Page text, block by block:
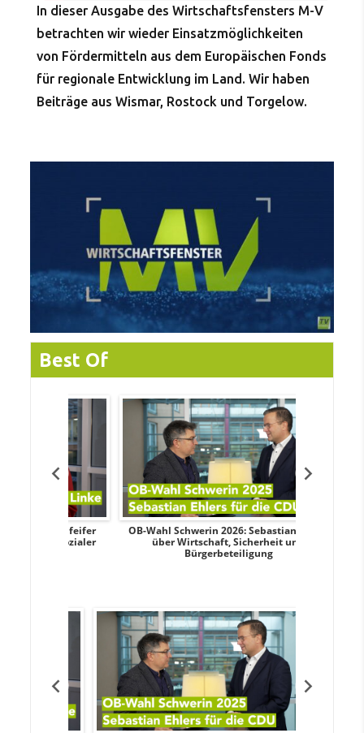
In dieser Ausgabe des Wirtschaftsfensters M-V
betrachten wir wieder Einsatzmöglichkeiten
von Fördermitteln aus dem Europäischen Fonds
für regionale Entwicklung im Land. Wir haben
Beiträge aus Wismar, Rostock und Torgelow.
Best Of
OB-Wahl Schwerin 2026: Sebastian Ehlers
über Wirtschaft, Sicherheit und
Bürgerbeteiligung